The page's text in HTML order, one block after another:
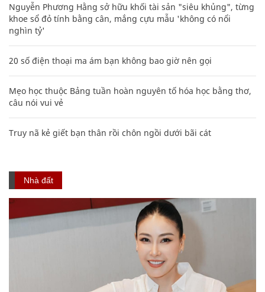
Nguyễn Phương Hằng sở hữu khối tài sản "siêu khủng", từng
khoe sổ đỏ tính bằng cân, mắng cựu mẫu 'không có nổi
nghìn tỷ'
20 số điện thoại ma ám bạn không bao giờ nên gọi
Mẹo học thuộc Bảng tuần hoàn nguyên tố hóa học bằng thơ,
câu nói vui vẻ
Truy nã kẻ giết bạn thân rồi chôn ngồi dưới bãi cát
Nhà đất